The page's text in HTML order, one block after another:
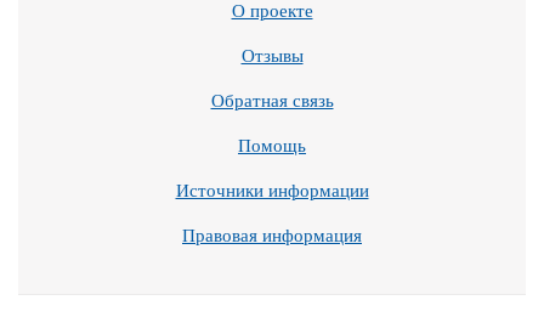
О проекте
Отзывы
Обратная связь
Помощь
Источники информации
Правовая информация